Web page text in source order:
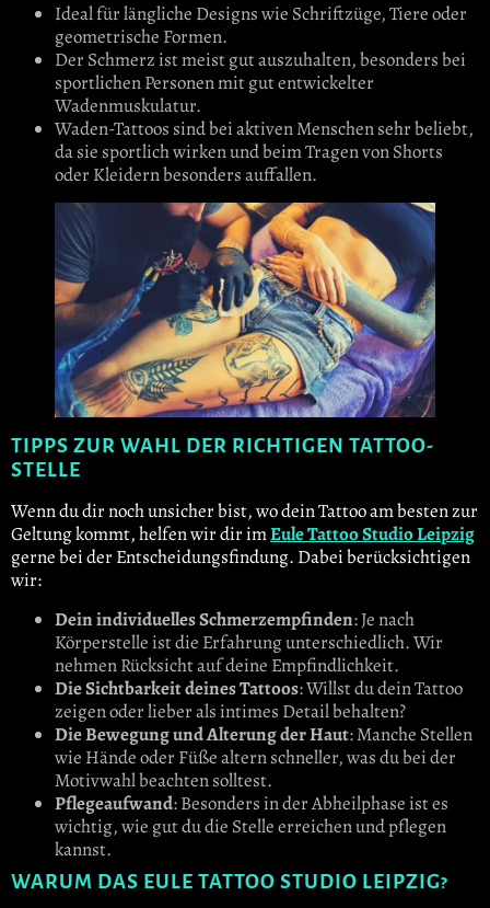
Ideal für längliche Designs wie Schriftzüge, Tiere oder
geometrische Formen.
Der Schmerz ist meist gut auszuhalten, besonders bei
sportlichen Personen mit gut entwickelter
Wadenmuskulatur.
Waden-Tattoos sind bei aktiven Menschen sehr beliebt,
da sie sportlich wirken und beim Tragen von Shorts
oder Kleidern besonders auffallen.
TIPPS ZUR WAHL DER RICHTIGEN TATTOO-
STELLE
Wenn du dir noch unsicher bist, wo dein Tattoo am besten zur
Geltung kommt, helfen wir dir imEule Tattoo Studio Leipzig
gerne bei der Entscheidungsfindung. Dabei berücksichtigen
wir:
Dein individuelles Schmerzempfinden: Je nach
Körperstelle ist die Erfahrung unterschiedlich. Wir
nehmen Rücksicht auf deine Empfindlichkeit.
Die Sichtbarkeit deines Tattoos: Willst du dein Tattoo
zeigen oder lieber als intimes Detail behalten?
Die Bewegung und Alterung der Haut: Manche Stellen
wie Hände oder Füße altern schneller, was du bei der
Motivwahl beachten solltest.
Pflegeaufwand: Besonders in der Abheilphase ist es
wichtig, wie gut du die Stelle erreichen und pflegen
kannst.
WARUM DAS EULE TATTOO STUDIO LEIPZIG?